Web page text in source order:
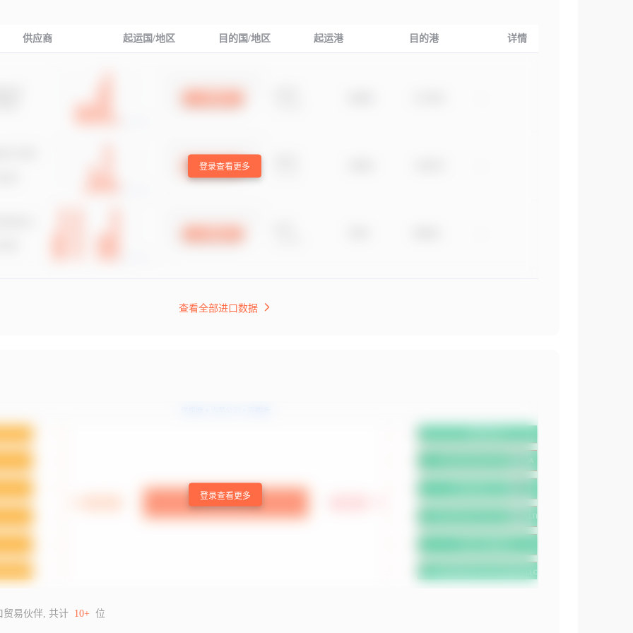
供应商 起运国/地区 目的国/地区 起运港 目的港 详情
登录查看更多
查看全部进口数据
登录查看更多
贸易伙伴, 共计 10+ 位